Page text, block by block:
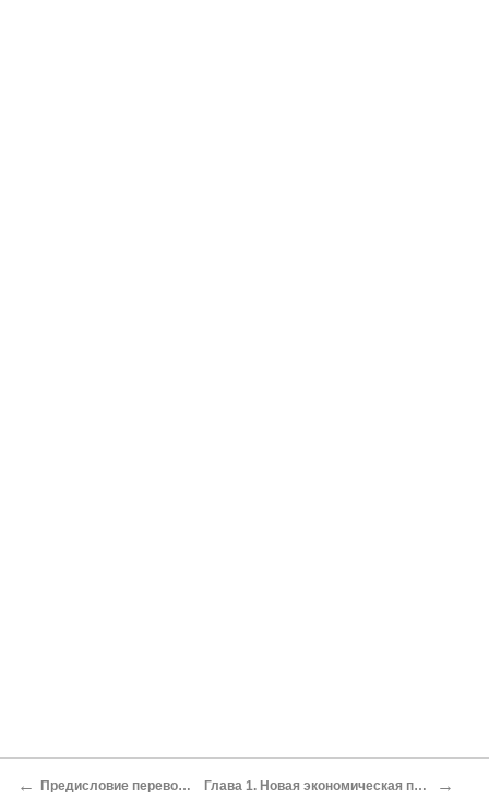
← Предисловие переводчика Глава 1. Новая экономическая политика →